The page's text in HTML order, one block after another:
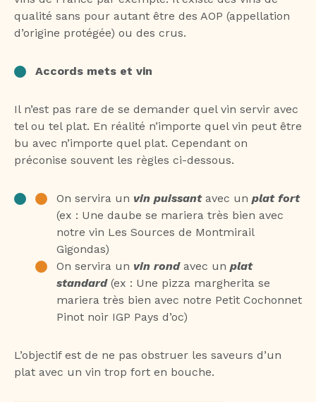
qualité sans pour autant être des AOP (appellation
d’origine protégée) ou des crus.
Accords mets et vin
Il n’est pas rare de se demander quel vin servir avec
tel ou tel plat. En réalité n’importe quel vin peut être
bu avec n’importe quel plat. Cependant on
préconise souvent les règles ci-dessous.
On servira un vin puissantavec un plat fort
(ex : Une daube se mariera très bien avec
notre vin Les Sources de Montmirail
Gigondas)
On servira un vin rondavec un plat
standard (ex : Une pizza margherita se
mariera très bien avec notre Petit Cochonnet
Pinot noir IGP Pays d’oc)
L’objectif est de ne pas obstruer les saveurs d’un
plat avec un vin trop fort en bouche.